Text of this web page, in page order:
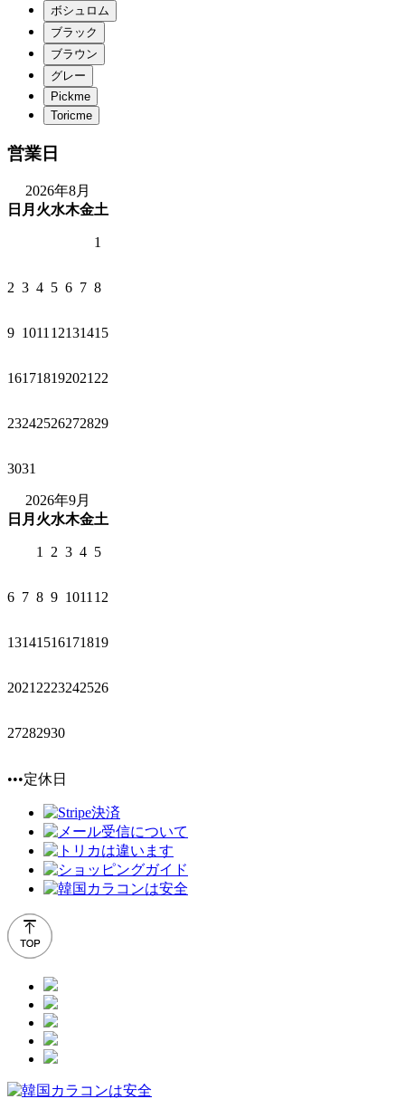
営業日
2026年8月
日 月 火水木金土
1
2 3 4 5 6 7 8
9 1011 12131415
161718192021 22
23242526272829
3031
2026年9月
日 月 火水木金土
1 2 3 4 5
6 7 8 9 1011 12
13141516171819
2021 2223242526
27282930
•••定休日